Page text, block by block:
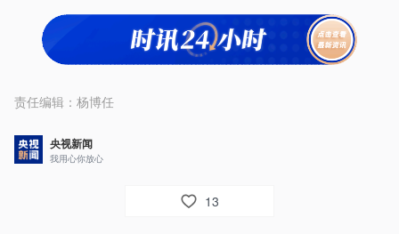
责任编辑： 杨博任
央视新闻
我用心你放心
13